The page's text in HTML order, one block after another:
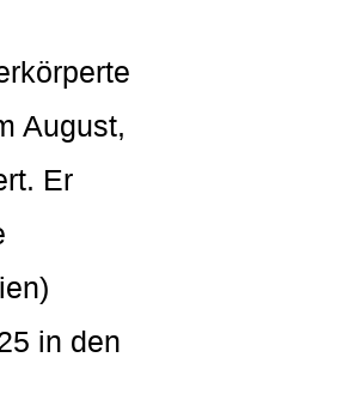
August,
Er
in den